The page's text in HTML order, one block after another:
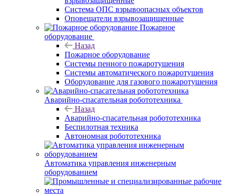
Система ОПС взрывоопасных объектов
Оповещатели взрывозащищенные
Пожарное
оборудование
Назад
Пожарное оборудование
Системы пенного пожаротушения
Системы автоматического пожаротушения
Оборудование для газового пожаротушения
Аварийно-спасательная робототехника
Назад
Аварийно-спасательная робототехника
Беспилотная техника
Автономная робототехника
Автоматика управления инженерным
оборудованием